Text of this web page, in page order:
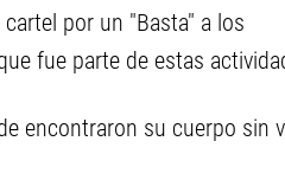
por un "Basta" a los
fue parte de estas
encontraron su cuerpo sin